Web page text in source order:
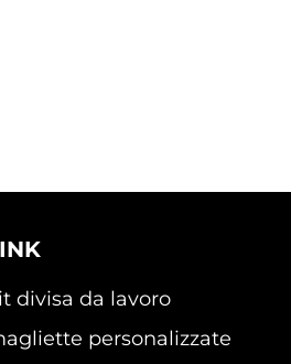
divisa da lavoro
personalizzate